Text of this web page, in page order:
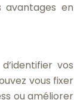
avantages en
vos
vous fixer
ou améliorer